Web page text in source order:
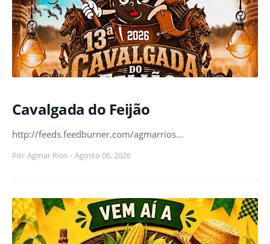
Cavalgada do Feijão
http://feeds.feedburner.com/agmarrios…
Por Agmar Rios - Agosto 06, 2026